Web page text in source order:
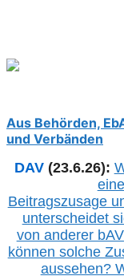
Aus Behörden,
und Verbänden
DAV (23.6.26):
Beitragszusage
unterscheidet
von anderer bAV
können solche
aussehen?